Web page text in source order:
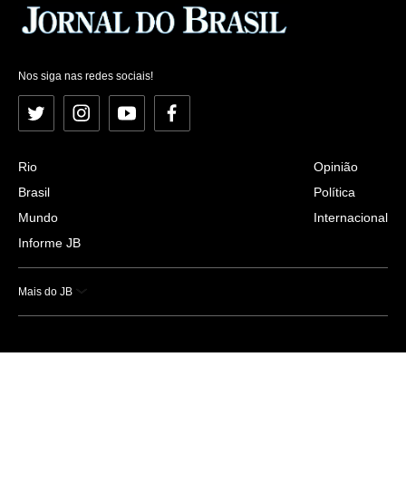
Nos siga nas redes sociais!
Twitter InstagramYouTubeFacebook
Rio
Brasil
Mundo
Informe JB
Opinião
Política
Internacional
Mais do JB
Esportes